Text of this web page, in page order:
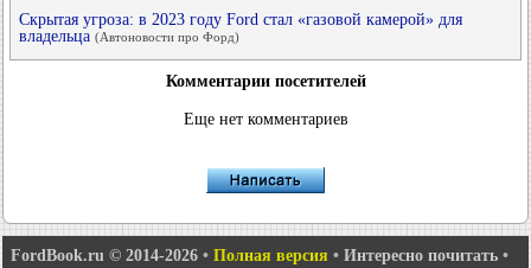
Скрытая угроза: в 2023 году Ford стал «газовой камерой» для
владельца (Автоновости про Форд)
Комментарии посетителей
Еще нет комментариев
FordBook.ru © 2014-2026 • Полная версия • Интересно почитать •